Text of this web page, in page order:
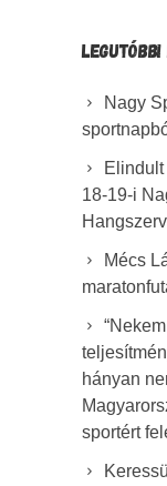
Nagy
18-19-i
Mécs
hányan
sportért